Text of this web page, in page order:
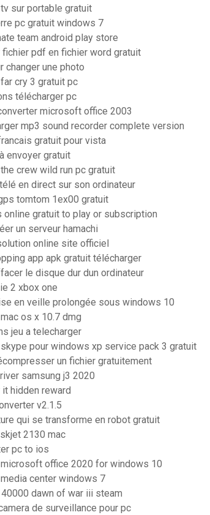
sur portable gratuit
pc gratuit windows 7
team android play store
fichier pdf en fichier word gratuit
changer une photo
cry 3 gratuit pc
télécharger pc
microsoft office 2003
mp3 sound recorder complete version
gratuit pour vista
envoyer gratuit
crew wild run pc gratuit
en direct sur son ordinateur
tomtom 1ex00 gratuit
online gratuit to play or subscription
un serveur hamachi
online site officiel
app apk gratuit télécharger
le disque dur dun ordinateur
2 xbox one
en veille prolongée sous windows 10
os x 10.7 dmg
jeu a telecharger
pour windows xp service pack 3 gratuit
un fichier gratuitement
samsung j3 2020
hidden reward
v2.1.5
qui se transforme en robot gratuit
2130 mac
pc to ios
office 2020 for windows 10
center windows 7
40000 dawn of war iii steam
de surveillance pour pc